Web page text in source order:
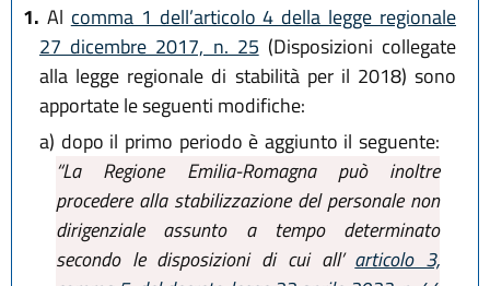
1. Al comma 1 dell’articolo 4 della legge regionale
27 dicembre 2017, n. 25 (Disposizioni collegate
alla legge regionale di stabilità per il 2018) sono
apportate le seguenti modifiche:
a) dopo il primo periodo è aggiunto il seguente:
“La Regione Emilia-Romagna può inoltre
procedere alla stabilizzazione del personale non
dirigenziale assunto a tempo determinato
secondo le disposizioni di cui all’ articolo 3,